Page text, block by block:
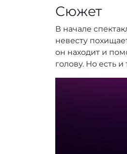
Сюжет
В начале
невесту
он находит и
голову. Но есть